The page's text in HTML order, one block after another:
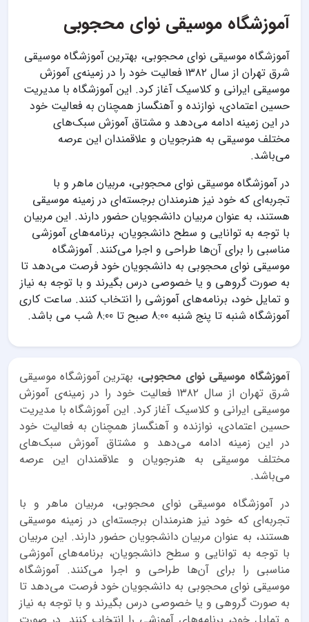
آموزشگاه موسیقی نوای محجوبی
آموزشگاه موسیقی نوای محجوبی، بهترین آموزشگاه موسیقی
شرق تهران از سال ۱۳۸۲ فعالیت خود را در زمینه‌ی آموزش
موسیقی ایرانی و کلاسیک آغاز کرد. این آموزشگاه با مدیریت
حسین اعتمادی، نوازنده و آهنگساز همچنان به فعالیت خود
در این زمینه ادامه می‌دهد و مشتاق آموزش سبک‌های
مختلف موسیقی به هنرجویان و علاقمندان این عرصه
می‌باشد.
در آموزشگاه موسیقی نوای محجوبی، مربیان ماهر و با
تجربه‌ای که خود نیز هنرمندان برجسته‌ای در زمینه موسیقی
هستند، به عنوان مربیان دانشجویان حضور دارند. این مربیان
با توجه به توانایی و سطح دانشجویان، برنامه‌های آموزشی
مناسبی را برای آن‌ها طراحی و اجرا می‌کنند. آموزشگاه
موسیقی نوای محجوبی به دانشجویان خود فرصت می‌دهد تا
به صورت گروهی و یا خصوصی درس بگیرند و با توجه به نیاز
و تمایل خود، برنامه‌های آموزشی را انتخاب کنند. ساعت کاری
آموزشگاه شنبه تا پنج شنبه 8:00 صبح تا 8:00 شب می باشد.
آموزشگاه موسیقی نوای محجوبی، بهترین آموزشگاه موسیقی
شرق تهران از سال ۱۳۸۲ فعالیت خود را در زمینه‌ی آموزش
موسیقی ایرانی و کلاسیک آغاز کرد. این آموزشگاه با مدیریت
حسین اعتمادی، نوازنده و آهنگساز همچنان به فعالیت خود
در این زمینه ادامه می‌دهد و مشتاق آموزش سبک‌های
مختلف موسیقی به هنرجویان و علاقمندان این عرصه
می‌باشد.
در آموزشگاه موسیقی نوای محجوبی، مربیان ماهر و با
تجربه‌ای که خود نیز هنرمندان برجسته‌ای در زمینه موسیقی
هستند، به عنوان مربیان دانشجویان حضور دارند. این مربیان
با توجه به توانایی و سطح دانشجویان، برنامه‌های آموزشی
مناسبی را برای آن‌ها طراحی و اجرا می‌کنند. آموزشگاه
موسیقی نوای محجوبی به دانشجویان خود فرصت می‌دهد تا
به صورت گروهی و یا خصوصی درس بگیرند و با توجه به نیاز